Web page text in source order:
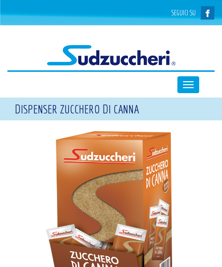
SEGUICI SU
Toggle
navigation
DISPENSER ZUCCHERO DI CANNA